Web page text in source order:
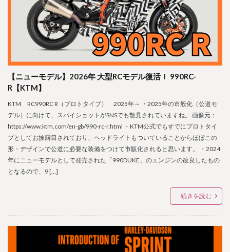
【ニューモデル】2026年 大型RCモデル復活！ 990RC-
R【KTM】
KTM RC990RC R（プロトタイプ） 2025年～ ・2025年の市般化（公道モ
デル）に向けて、スパイショットがSNSでも散見されていますね。 画像元：
https://www.ktm.com/en-gb/990-rc-r.html ・KTM公式でもすでにプロトタイ
プとしてお披露目されており、ヘッドライトもついていることからほぼこの
形・デザインで公道に必要な装備をつけて市販化されると思います。 ・2024
年にニューモデルとして発売された「990DUKE」のエンジンの改良したもの
となるので、9 […]
続きを読む